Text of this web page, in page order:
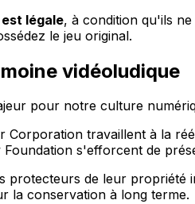
légale, à condition qu'ils
le jeu original.
vidéoludique
pour notre culture
Corporation travaillent à la
s'efforcent de
de leur
la conservation à long terme.